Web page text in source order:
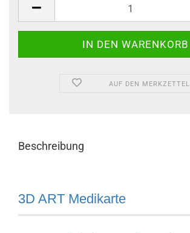
AUF DEN MERKZETTEL
Beschreibung
3D ART Medikarte